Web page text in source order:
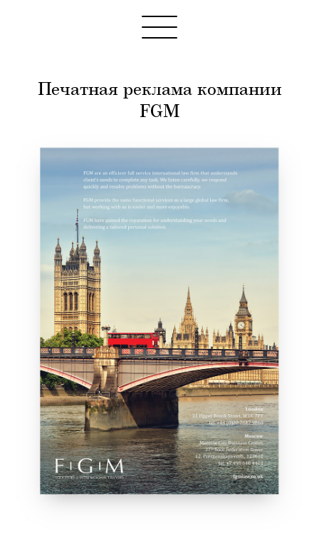
Печатная реклама компании
FGM